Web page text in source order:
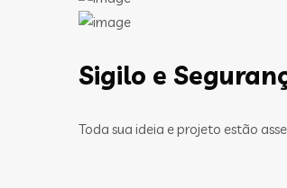
Sigilo e
Toda sua ideia e projeto estão